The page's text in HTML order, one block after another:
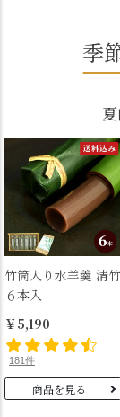
季
竹筒入り水羊羹 清竹
６本入
￥5,190
181件
商品を見る